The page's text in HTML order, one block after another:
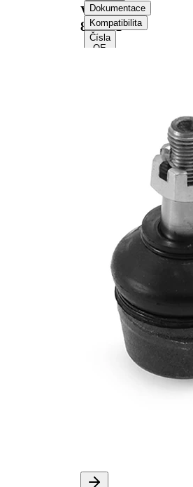
VKDY
814021
Dokumentace
Kompatibilita
Čísla
OE
M14 x 1,5
syntetickým
tukem
M12 x 1,25